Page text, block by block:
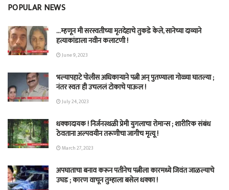
POPULAR NEWS
…म्हणून मी सरस्वतीच्या मृतदेहाचे तुकडे केले, सानेच्या दाव्याने
हत्याकांडाला नवीन कलाटणी !
June 9, 2023
भल्यापहाटे पोलीस अधिकाऱ्याने पत्नी अन् पुतण्याला गोळ्या घातल्या ;
नंतर स्वतः ही उचललं टोकाचे पाऊल !
July 24, 2023
धक्कादायक ! निर्जनस्थळी प्रेमी युगलाचा रोमान्स ; शारीरिक संबंध
ठेवताना अल्पवयीन तरूणीचा जागीच मृत्यू !
March 27, 2023
अपघाताचा बनाव करून पतीनेच‎ पत्नीला कारमध्ये जिवंत जाळल्याचे
उघड ; कारण वाचून तुम्हाला बसेल धक्का !